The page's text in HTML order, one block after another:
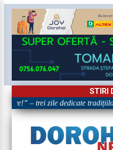
STIRI
– trei zile dedicate